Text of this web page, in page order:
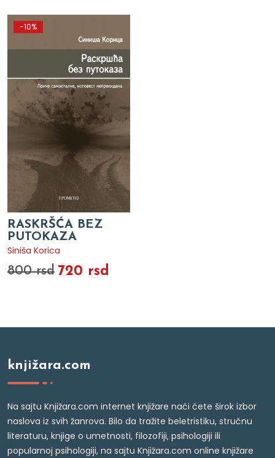
-10%
RASKRŠĆA BEZ
PUTOKAZA
Siniša Korica
800 rsd 720 rsd
knjižara.com
Na sajtu Knjižara.com internet knjižare naći ćete širok izbor
naslova iz svih žanrova. Bilo da tražite beletristiku, stručnu
literaturu, knjige o umetnosti, filozofiji, psihologiji ili
popularnoj psihologiji, na sajtu Knjižara.com online knjižare